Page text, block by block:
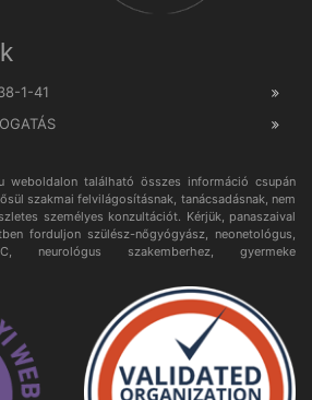
1-41
weboldalon található összes információ csupán
szakmai felvilágosításnak, tanácsadásnak, nem
személyes konzultációt. Kérjük, panaszaival
forduljon szülész-nőgyógyász, neonetológus,
neurológus szakemberhez, gyermeke